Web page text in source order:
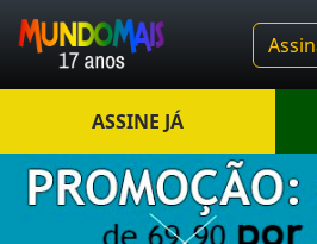
ASSINE JÁ